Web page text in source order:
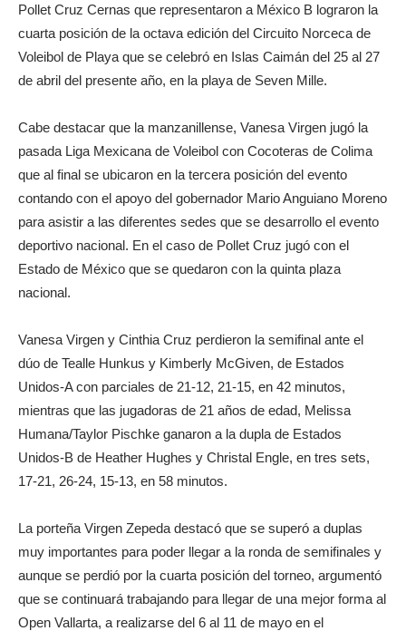
Pollet Cruz Cernas que representaron a México B lograron la
cuarta posición de la octava edición del Circuito Norceca de
Voleibol de Playa que se celebró en Islas Caimán del 25 al 27
de abril del presente año, en la playa de Seven Mille.
Cabe destacar que la manzanillense, Vanesa Virgen jugó la
pasada Liga Mexicana de Voleibol con Cocoteras de Colima
que al final se ubicaron en la tercera posición del evento
contando con el apoyo del gobernador Mario Anguiano Moreno
para asistir a las diferentes sedes que se desarrollo el evento
deportivo nacional. En el caso de Pollet Cruz jugó con el
Estado de México que se quedaron con la quinta plaza
nacional.
Vanesa Virgen y Cinthia Cruz perdieron la semifinal ante el
dúo de Tealle Hunkus y Kimberly McGiven, de Estados
Unidos-A con parciales de 21-12, 21-15, en 42 minutos,
mientras que las jugadoras de 21 años de edad, Melissa
Humana/Taylor Pischke ganaron a la dupla de Estados
Unidos-B de Heather Hughes y Christal Engle, en tres sets,
17-21, 26-24, 15-13, en 58 minutos.
La porteña Virgen Zepeda destacó que se superó a duplas
muy importantes para poder llegar a la ronda de semifinales y
aunque se perdió por la cuarta posición del torneo, argumentó
que se continuará trabajando para llegar de una mejor forma al
Open Vallarta, a realizarse del 6 al 11 de mayo en el